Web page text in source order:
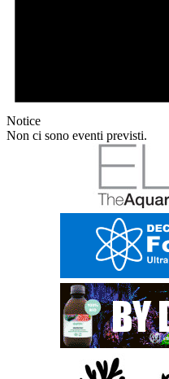
Notice
Non ci sono eventi previsti.